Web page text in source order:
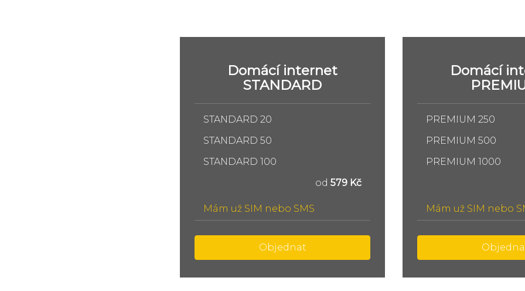
Domácí internet
STANDARD
STANDARD 20
STANDARD 50
STANDARD 100
od 579 Kč
Mám už SIM nebo SMS
Objednat
Domácí
PREMIUM 250
PREMIUM 500
PREMIUM 1000
Mám už SIM nebo